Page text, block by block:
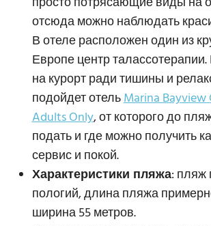
отсюда можно наблюдать
В отеле расположен один из
Европе центр
на курорт ради тишины и
подойдет отельMarina Bayview
Adults Only, от которого до
подать и где можно получить
сервис и покой.
Характеристики пляжа: пляж
пологий, длина пляжа
ширина 55 метров.